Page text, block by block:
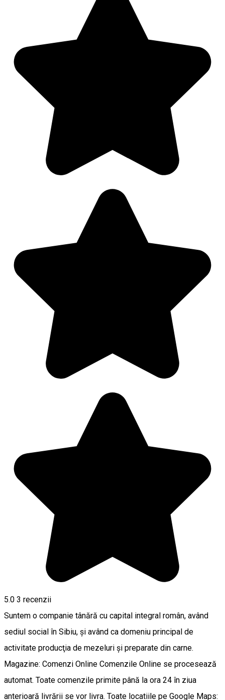
5.0 3 recenzii
Suntem o companie tânără cu capital integral român, având
sediul social în Sibiu, şi având ca domeniu principal de
activitate producţia de mezeluri şi preparate din carne.
Magazine: Comenzi Online Comenzile Online se procesează
automat. Toate comenzile primite până la ora 24 în ziua
anterioară livrării se vor livra. Toate locatiile pe Google Maps: